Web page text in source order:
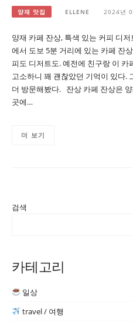
양재 맛집 ELLENE 2024년
양재 카페 잔상, 특색 있는 커피 디
에서 도보 5분 거리에 있는 카페 잔
피도 디저트도. 예전에 친구랑 이
고소하니 꽤 괜찮았던 기억이 있다.
더 방문해봤다. 잔상 카페 잔상은
곳에…
더 보기
검색
카테고리
일상
travel / 여행